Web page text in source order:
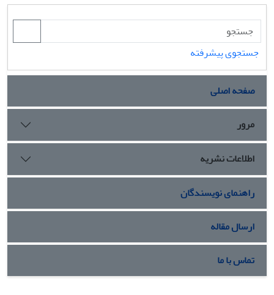
جستجوی پیشرفته
صفحه اصلی
مرور
اطلاعات نشریه
راهنمای نویسندگان
ارسال مقاله
تماس با ما